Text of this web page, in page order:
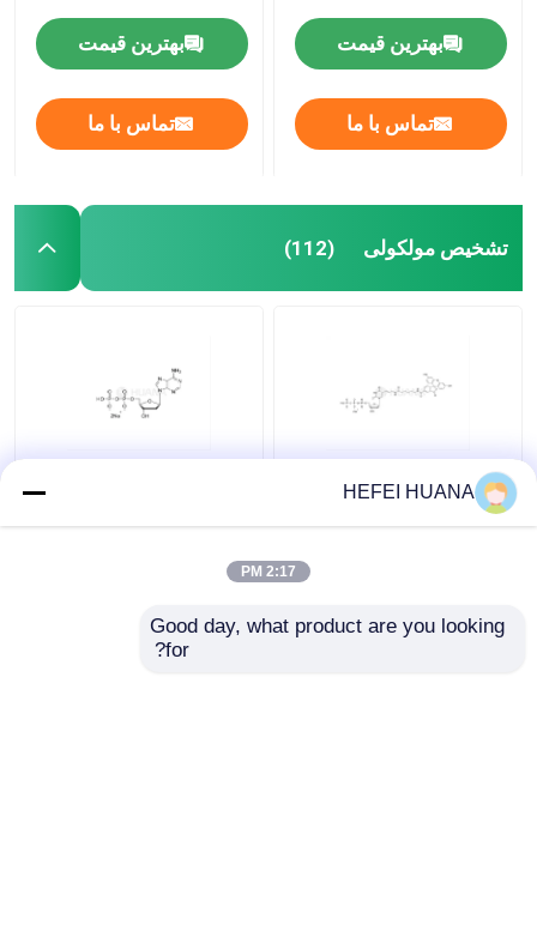
بهترین قیمت
تماس با ما
بهترین قیمت
تماس با ما
تشخیص مولکولی (112)
میلیمتر محلول سدیم
HEFEI HUANA
2:17 PM
Good day, what product are you looking
for?